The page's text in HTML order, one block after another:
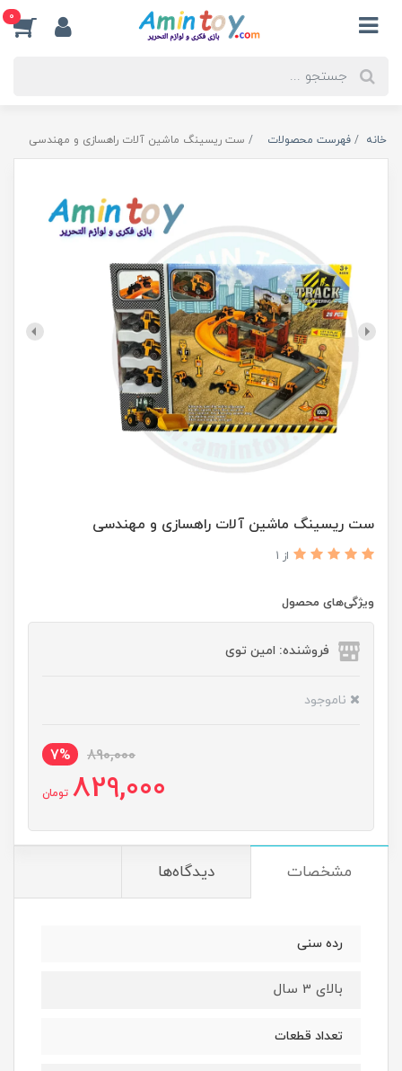
0
خانه فهرست محصولات ست ریسینگ ماشین آلات راهسازی و مهندسی
ست ریسینگ ماشین آلات راهسازی و مهندسی
از 1
ویژگی‌های محصول
فروشنده: امین توی
ناموجود
890,000
7%
829,000 تومان
مشخصات دیدگاه‌ها
رده سنی
بالای 3 سال
تعداد قطعات